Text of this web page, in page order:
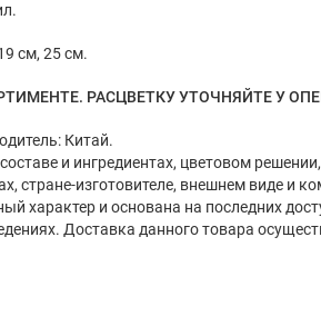
см, 25 см.
РАСЦВЕТКУ УТОЧНЯЙТЕ У
Китай.
и ингредиентах, цветовом
стране-изготовителе, внешнем виде и
характер и основана на последних
Доставка данного товара